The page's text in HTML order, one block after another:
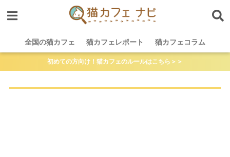
全国の猫カフェ 猫カフェレポート 猫カフェコラム
初めての方向け！猫カフェのルールはこちら＞＞